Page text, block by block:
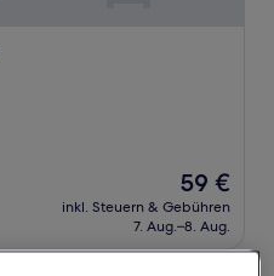
Der
Preis
beträgt
59 €
inkl. Steuern & Gebühren
7. Aug.–8. Aug.